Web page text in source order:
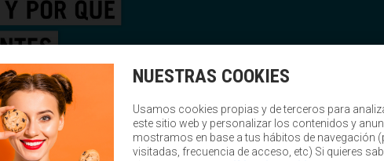
NUESTRAS COOKIES
Usamos cookies propias y de terceros para
este sitio web y personalizar los contenidos y
mostramos en base a tus hábitos de navegación
visitadas, frecuencia de acceso, etc) Si quieres